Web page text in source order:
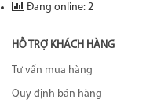
Đang online: 2
HỖ TRỢ KHÁCH HÀNG
Tư vấn mua hàng
Quy định bán hàng